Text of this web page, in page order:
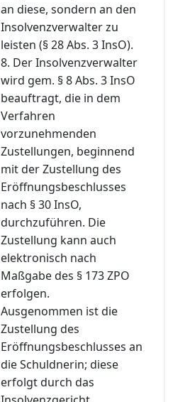
an diese, sondern an den
Insolvenzverwalter zu
leisten (§ 28 Abs. 3 InsO).
8. Der Insolvenzverwalter
wird gem. § 8 Abs. 3 InsO
beauftragt, die in dem
Verfahren
vorzunehmenden
Zustellungen, beginnend
mit der Zustellung des
Eröffnungsbeschlusses
nach § 30 InsO,
durchzuführen. Die
Zustellung kann auch
elektronisch nach
Maßgabe des § 173 ZPO
erfolgen.
Ausgenommen ist die
Zustellung des
Eröffnungsbeschlusses an
die Schuldnerin; diese
erfolgt durch das